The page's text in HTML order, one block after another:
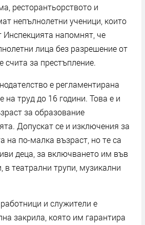
ресторантьорството и
непълнолетни ученици, които
напомнят, че
лица без разрешение от
счита за престъпление.
е регламентирана
на труд до 16 години. Това е и
за образование
Допускат се и изключения за
на по-малка възраст, но те са
деца, за включването им във
театрални трупи, музикални
и служители е
закрила, която им гарантира